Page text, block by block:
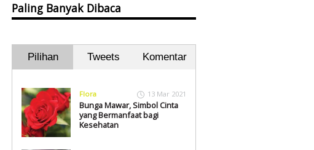
Paling Banyak Dibaca
Pilihan Tweets Komentar
Flora 13 Mar 2021
Bunga Mawar, Simbol Cinta
yang Bermanfaat bagi
Kesehatan